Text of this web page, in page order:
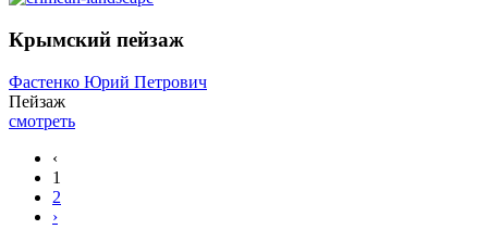
Крымский пейзаж
Фастенко Юрий Петрович
Пейзаж
смотреть
‹
1
2
›